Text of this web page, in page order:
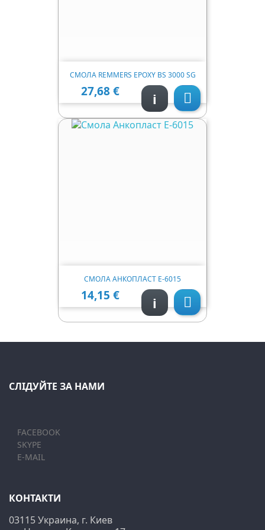
СМОЛА REMMERS EPOXY BS 3000 SG
Ціна
27,68 € 
i
СМОЛА АНКОПЛАСТ Е-6015
Ціна
14,15 € 
i
СЛІДУЙТЕ ЗА НАМИ
FACEBOOK
SKYPE
E-MAIL
КОНТАКТИ
03115 Украина, г. Киев